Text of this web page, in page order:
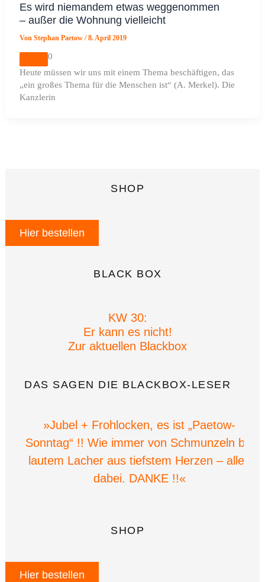
Es wird niemandem etwas weggenommen
– außer die Wohnung vielleicht
VonStephan Paetow/8. April 2019
0
Heute müssen wir uns mit einem Thema beschäftigen, das
„ein großes Thema für die Menschen ist“ (A. Merkel). Die
Kanzlerin
SHOP
Hier bestellen
BLACK BOX
KW 30:
Er kann es nicht!
Zur aktuellen Blackbox
DAS SAGEN DIE BLACKBOX-LESER
»Jubel + Frohlocken, es ist „Paetow-
Sonntag“ !! Wie immer von Schmunzeln bis
lautem Lacher aus tiefstem Herzen – alles
dabei. DANKE !!«
SHOP
Hier bestellen